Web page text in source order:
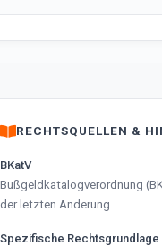
RECHTSQUELLEN &
BKatV
Bußgeldkatalogverordnung
der letzten Änderung
Spezifische Rechtsgrundlage